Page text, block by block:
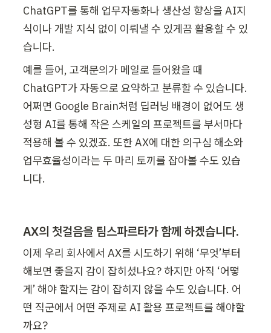
ChatGPT를 통해 업무자동화나 생산성 향상을 AI지
식이나 개발 지식 없이 이뤄낼 수 있게끔 활용할 수 있
습니다.
예를 들어, 고객문의가 메일로 들어왔을 때
ChatGPT가 자동으로 요약하고 분류할 수 있습니다.
어쩌면 Google Brain처럼 딥러닝 배경이 없어도 생
성형 AI를 통해 작은 스케일의 프로젝트를 부서마다
적용해 볼 수 있겠죠. 또한 AX에 대한 의구심 해소와
업무효율성이라는 두 마리 토끼를 잡아볼 수도 있습
니다.
AX의 첫걸음을 팀스파르타가 함께 하겠습니다.
이제 우리 회사에서 AX를 시도하기 위해 ‘무엇’부터
해보면 좋을지 감이 잡히셨나요? 하지만 아직 ‘어떻
게’ 해야 할지는 감이 잡히지 않을 수도 있습니다. 어
떤 직군에서 어떤 주제로 AI 활용 프로젝트를 해야할
까요?